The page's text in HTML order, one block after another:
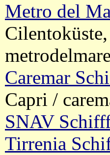
Metro del
Caremar
Capri /
SNAV
Tirrenia